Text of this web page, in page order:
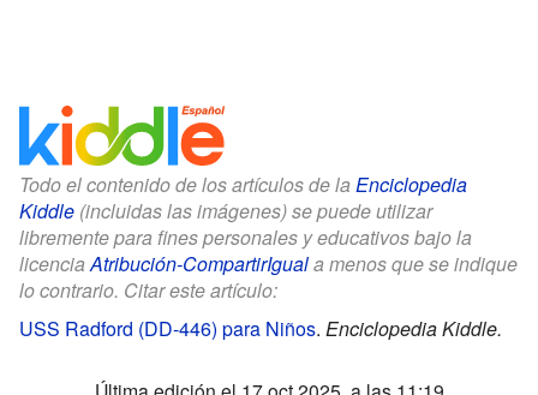
Todo el contenido de los artículos de la Enciclopedia
Kiddle (incluidas las imágenes) se puede utilizar
libremente para fines personales y educativos bajo la
licenciaAtribución-CompartirIguala menos que se indique
lo contrario. Citar este artículo:
USS Radford (DD-446) para Niños. Enciclopedia Kiddle.